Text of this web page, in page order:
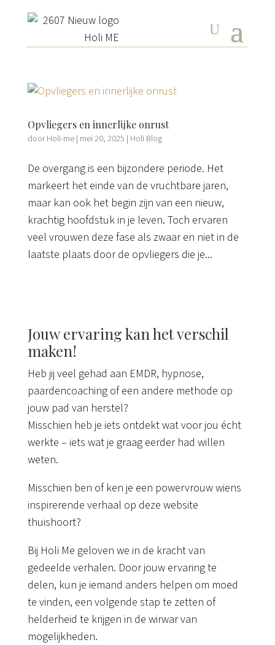
Opvliegers en innerlijke onrust
doorHoli-me| mei 20, 2025 | Holi Blog
De overgang is een bijzondere periode. Het
markeert het einde van de vruchtbare jaren,
maar kan ook het begin zijn van een nieuw,
krachtig hoofdstuk in je leven. Toch ervaren
veel vrouwen deze fase als zwaar en niet in de
laatste plaats door de opvliegers die je...
Jouw ervaring kan het verschil
maken!
Heb jij veel gehad aan EMDR, hypnose,
paardencoaching of een andere methode op
jouw pad van herstel?
Misschien heb je iets ontdekt wat voor jou écht
werkte – iets wat je graag eerder had willen
weten.
Misschien ben of ken je een powervrouw wiens
inspirerende verhaal op deze website
thuishoort?
Bij Holi Me geloven we in de kracht van
gedeelde verhalen. Door jouw ervaring te
delen, kun je iemand anders helpen om moed
te vinden, een volgende stap te zetten of
helderheid te krijgen in de wirwar van
mogelijkheden.